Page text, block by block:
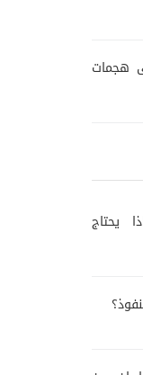
هجمات
يحتاج